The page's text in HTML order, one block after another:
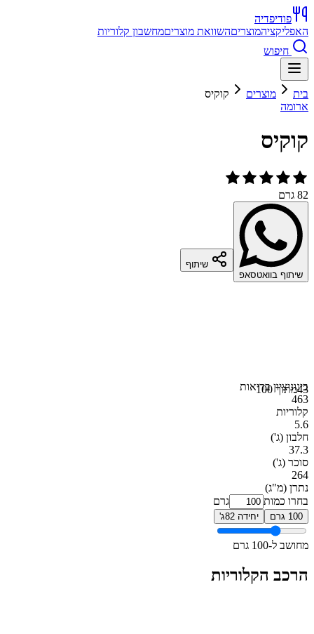
פודיפדיה
האפליקציהמוצריםהשוואת מוצריםמחשבון קלוריות
חיפוש
בית מוצרים
קוקיס
ארומה
קוקיס
82 גרם
שיתוף בוואטסאפ
שיתוף
43מתוך 100בינוניציון בריאות
463
קלוריות
5.6
חלבון (ג')
37.3
סוכר (ג')
264
נתרן (מ"ג)
בחרו כמות
גרם
100 גרם יחידה 82ג'
מחושב ל-100 גרם
הרכב הקלוריות